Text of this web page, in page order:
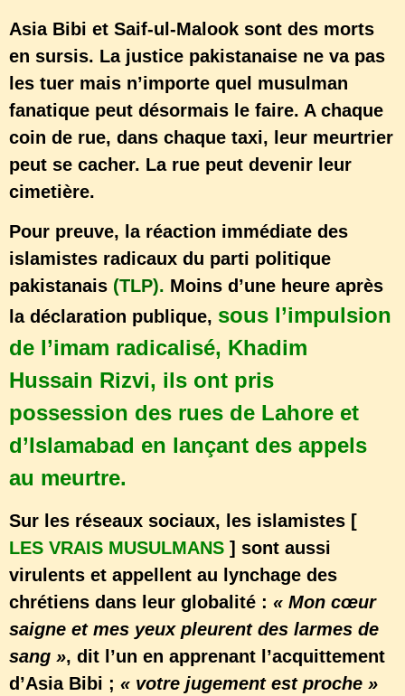
Asia Bibi et Saif-ul-Malook sont des morts
en sursis. La justice pakistanaise ne va pas
les tuer mais n’importe quel musulman
fanatique peut désormais le faire. A chaque
coin de rue, dans chaque taxi, leur meurtrier
peut se cacher. La rue peut devenir leur
cimetière.
Pour preuve, la réaction immédiate des
islamistes radicaux du parti politique
pakistanais (TLP). Moins d’une heure après
la déclaration publique, sous l’impulsion
de l’imam radicalisé, Khadim
Hussain Rizvi, ils ont pris
possession des rues de Lahore et
d’Islamabad en lançant des appels
au meurtre.
Sur les réseaux sociaux, les islamistes [
LES VRAIS MUSULMANS ] sont aussi
virulents et appellent au lynchage des
chrétiens dans leur globalité : « Mon cœur
saigne et mes yeux pleurent des larmes de
sang », dit l’un en apprenant l’acquittement
d’Asia Bibi ; « votre jugement est proche »